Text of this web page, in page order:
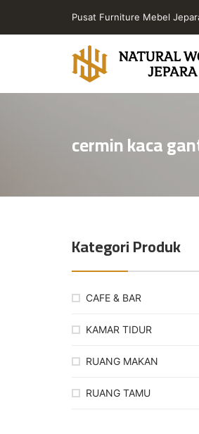
Pusat Furniture Mebel
Toko
Jepara
PT
Jepara
cermin kaca
Kategori Produk
CAFE & BAR
KAMAR TIDUR
RUANG MAKAN
RUANG TAMU